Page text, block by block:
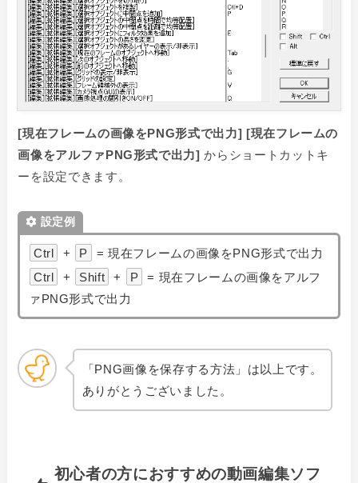
[現在フレームの画像をPNG形式で出力] [現在フレームの
画像をアルファPNG形式で出力] からショートカットキ
ーを設定できます。
設定例
Ctrl + P
= 現在フレームの画像をPNG形式で出力
Ctrl
+ Shift + P
= 現在フレームの画像をアルフ
ァPNG形式で出力
「PNG画像を保存する方法」は以上です。
ありがとうございました。
初心者の方におすすめの動画編集ソフ